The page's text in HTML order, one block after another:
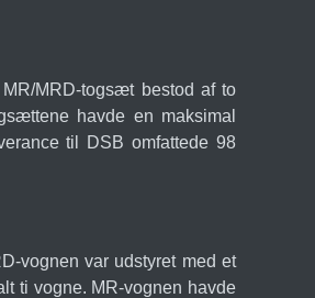
MRD-togsæt bestod af to
havde en maksimal
til DSB omfattede 98
vognen var udstyret med et
ti vogne. MR-vognen havde